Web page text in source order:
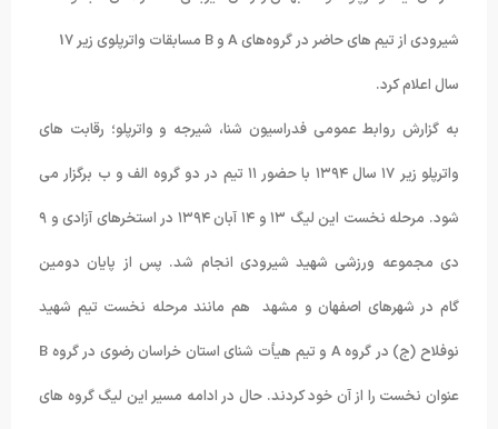
شیرودی از تیم های حاضر در گروه‌های A و B مسابقات واترپلوی زیر 17
سال اعلام کرد.
به گزارش روابط عمومی فدراسیون شنا، شیرجه و واترپلو؛ رقابت های
واترپلو زیر ۱۷ سال ۱۳۹۴ با حضور ۱۱ تیم در دو گروه الف و ب برگزار می
شود. مرحله نخست این لیگ ۱۳ و ۱۴ آبان ۱۳۹۴ در استخرهای آزادی و ۹
دی مجموعه ورزشی شهید شیرودی انجام شد. پس از پایان دومین
گام در شهرهای اصفهان و مشهد هم مانند مرحله نخست تیم شهید
نوفلاح (ج) در گروه A و تیم هیأت شنای استان خراسان رضوی در گروه B
عنوان نخست را از آن خود کردند. حال در ادامه مسیر این لیگ گروه های